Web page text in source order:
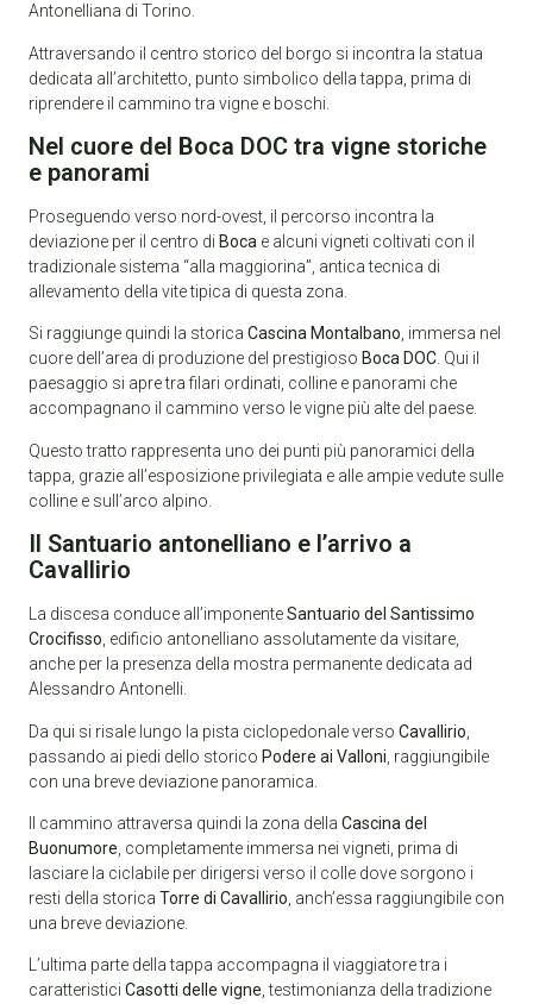
Antonelliana di Torino.
Attraversando il centro storico del borgo si incontra la statua
dedicata all’architetto, punto simbolico della tappa, prima di
riprendere il cammino tra vigne e boschi.
Nel cuore del Boca DOC tra vigne storiche
e panorami
Proseguendo verso nord-ovest, il percorso incontra la
deviazione per il centro di Boca e alcuni vigneti coltivati con il
tradizionale sistema “alla maggiorina”, antica tecnica di
allevamento della vite tipica di questa zona.
Si raggiunge quindi la storica Cascina Montalbano, immersa nel
cuore dell’area di produzione del prestigioso Boca DOC. Qui il
paesaggio si apre tra filari ordinati, colline e panorami che
accompagnano il cammino verso le vigne più alte del paese.
Questo tratto rappresenta uno dei punti più panoramici della
tappa, grazie all’esposizione privilegiata e alle ampie vedute sulle
colline e sull’arco alpino.
Il Santuario antonelliano e l’arrivo a
Cavallirio
La discesa conduce all’imponenteSantuario del Santissimo
Crocifisso , edificio antonelliano assolutamente da visitare,
anche per la presenza della mostra permanente dedicata ad
Alessandro Antonelli.
Da qui si risale lungo la pista ciclopedonale verso Cavallirio
passando ai piedi dello storico Podere ai Valloni , raggiungibile
con una breve deviazione panoramica.
Il cammino attraversa quindi la zona della Cascina del
Buonumore , completamente immersa nei vigneti, prima di
lasciare la ciclabile per dirigersi verso il colle dove sorgono i
resti della storica Torre di Cavallirio , anch’essa raggiungibile con
una breve deviazione.
L’ultima parte della tappa accompagna il viaggiatore tra i
caratteristici Casotti delle vigne, testimonianza della tradizione